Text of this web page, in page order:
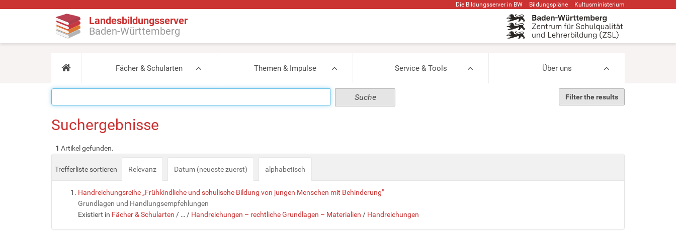
Die Bildungsserver in BW Bildungspläne Kultusministerium
Landesbildungsserver
Baden-Württemberg
Fächer & Schularten Themen & Impulse Service & Tools Über uns
Filter the results
Suchergebnisse
1 Artikel gefunden.
Trefferliste sortieren Relevanz Datum (neueste zuerst) alphabetisch
Handreichungsreihe „Frühkindliche und schulische Bildung von jungen Menschen mit Behinderung"
Grundlagen und Handlungsempfehlungen
Existiert in Fächer & Schularten / … / Handreichungen – rechtliche Grundlagen – Materialien / Handreichungen